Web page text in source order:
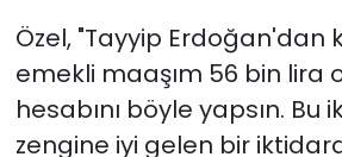
Özel, "Tayyip Erdoğan'dan
emekli maaşım 56 bin lira
hesabını böyle yapsın.
zengine iyi gelen bir